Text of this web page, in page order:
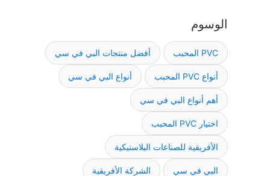
الوسوم
PVC المحبب أفضل منتجات البي في سي
أنواع PVC المحبب أنواع البي في سي
أهم أنواع البي في سي
اختيار PVC المحبب
الأفريقية للصناعات البلاستيكية
البي في سي الشركة الأفريقية